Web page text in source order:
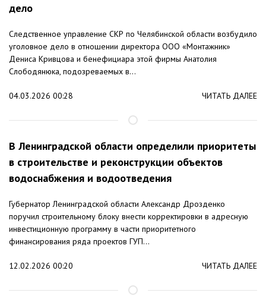
дело
Следственное управление СКР по Челябинской области возбудило
уголовное дело в отношении директора ООО «Монтажник»
Дениса Кривцова и бенефициара этой фирмы Анатолия
Слободянюка, подозреваемых в...
04.03.2026 00:28 ЧИТАТЬ ДАЛЕЕ
В Ленинградской области определили приоритеты
в строительстве и реконструкции объектов
водоснабжения и водоотведения
Губернатор Ленинградской области Александр Дрозденко
поручил строительному блоку внести корректировки в адресную
инвестиционную программу в части приоритетного
финансирования ряда проектов ГУП...
12.02.2026 00:20 ЧИТАТЬ ДАЛЕЕ